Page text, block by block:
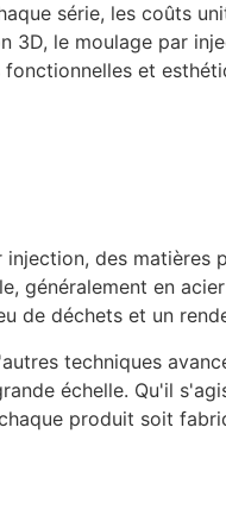
série, les coûts
3D, le moulage par
et
des
généralement en
de déchets et un
techniques
échelle. Qu'il
produit soit